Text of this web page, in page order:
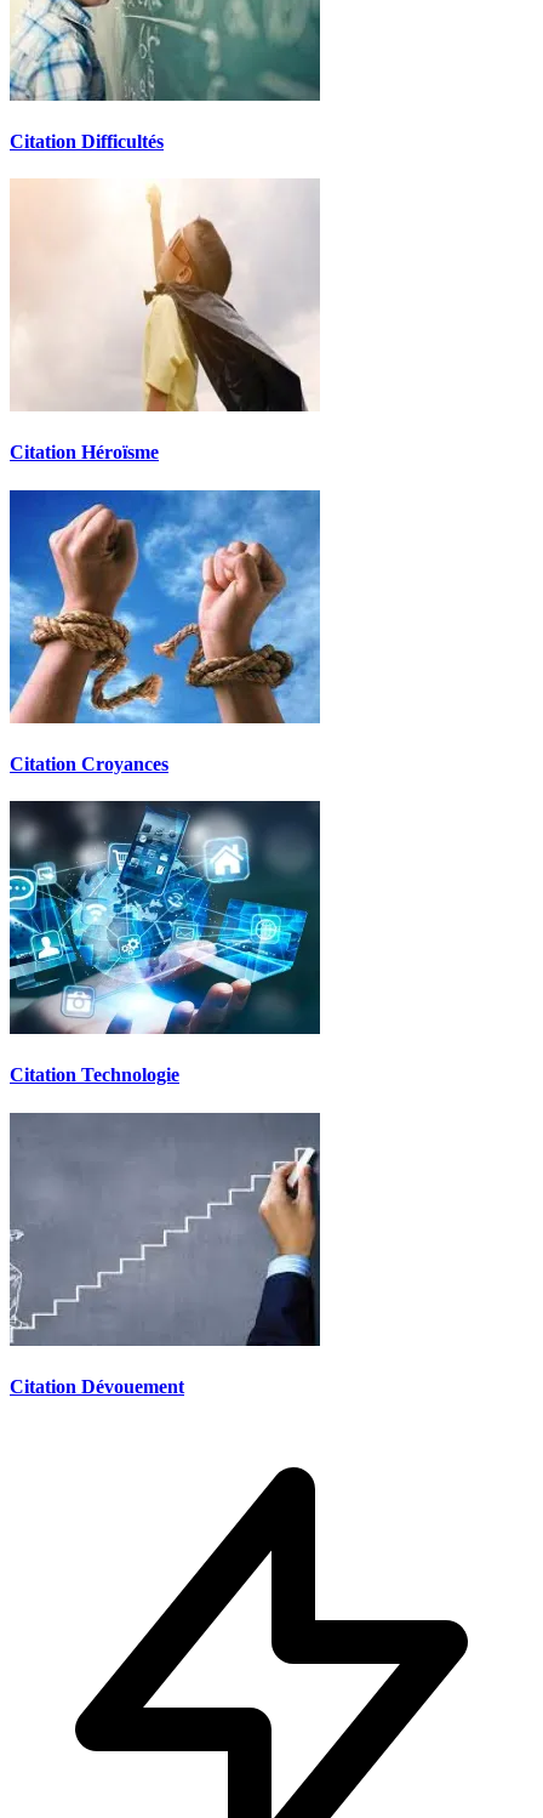
Citation Difficultés
Citation Héroïsme
Citation Croyances
Citation Technologie
Citation Dévouement